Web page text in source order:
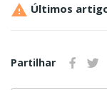
 Últimos
Partilhar